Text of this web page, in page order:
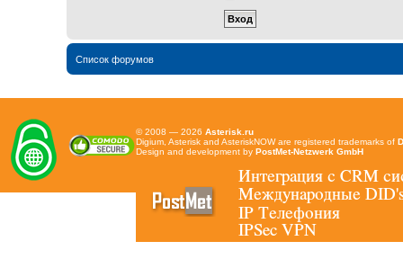
Список форумов
© 2008 — 2026 Asterisk.ru
Digium, Asterisk and AsteriskNOW are registered trademarks of
Design and development by PostMet-Netzwerk GmbH